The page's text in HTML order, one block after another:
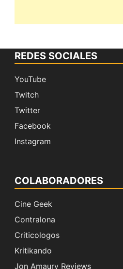
REDES SOCIALES
YouTube
Twitch
Twitter
Facebook
Instagram
COLABORADORES
Cine Geek
Contralona
Criticologos
Kritikando
Jon Amaury Reviews